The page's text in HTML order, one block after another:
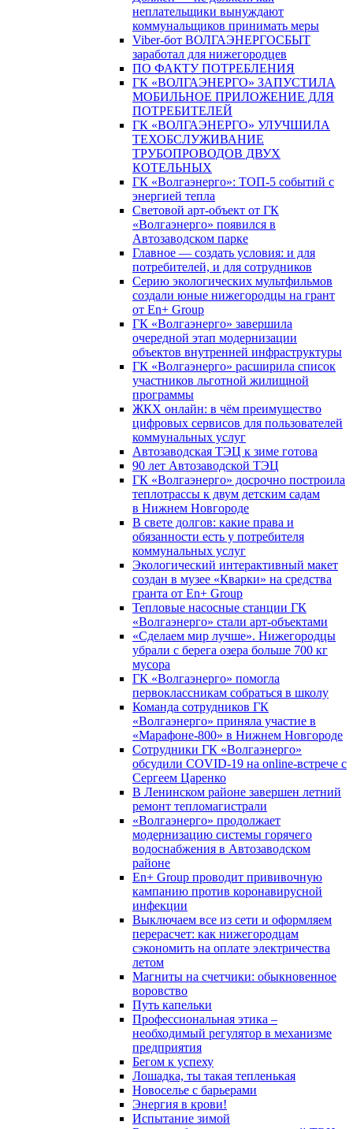
неплательщики вынуждают
коммунальщиков принимать меры
Viber-бот ВОЛГАЭНЕРГОСБЫТ
заработал для нижегородцев
ПО ФАКТУ ПОТРЕБЛЕНИЯ
ГК «ВОЛГАЭНЕРГО» ЗАПУСТИЛА
МОБИЛЬНОЕ ПРИЛОЖЕНИЕ ДЛЯ
ПОТРЕБИТЕЛЕЙ
ГК «ВОЛГАЭНЕРГО» УЛУЧШИЛА
ТЕХОБСЛУЖИВАНИЕ
ТРУБОПРОВОДОВ ДВУХ
КОТЕЛЬНЫХ
ГК «Волгаэнерго»: ТОП-5 событий с
энергией тепла
Световой арт-объект от ГК
«Волгаэнерго» появился в
Автозаводском парке
Главное — создать условия: и для
потребителей, и для сотрудников
Серию экологических мультфильмов
создали юные нижегородцы на грант
от En+ Group
ГК «Волгаэнерго» завершила
очередной этап модернизации
объектов внутренней инфраструктуры
ГК «Волгаэнерго» расширила список
участников льготной жилищной
программы
ЖКХ онлайн: в чём преимущество
цифровых сервисов для пользователей
коммунальных услуг
Автозаводская ТЭЦ к зиме готова
90 лет Автозаводской ТЭЦ
ГК «Волгаэнерго» досрочно построила
теплотрассы к двум детским садам
в Нижнем Новгороде
В свете долгов: какие права и
обязанности есть у потребителя
коммунальных услуг
Экологический интерактивный макет
создан в музее «Кварки» на средства
гранта от En+ Group
Тепловые насосные станции ГК
«Волгаэнерго» стали арт-объектами
«Сделаем мир лучше». Нижегородцы
убрали с берега озера больше 700 кг
мусора
ГК «Волгаэнерго» помогла
первоклассникам собраться в школу
Команда сотрудников ГК
«Волгаэнерго» приняла участие в
«Марафоне-800» в Нижнем Новгороде
Сотрудники ГК «Волгаэнерго»
обсудили COVID-19 на online-встрече с
Сергеем Царенко
В Ленинском районе завершен летний
ремонт тепломагистрали
«Волгаэнерго» продолжает
модернизацию системы горячего
водоснабжения в Автозаводском
районе
En+ Group проводит прививочную
кампанию против коронавирусной
инфекции
Выключаем все из сети и оформляем
перерасчет: как нижегородцам
сэкономить на оплате электричества
летом
Магниты на счетчики: обыкновенное
воровство
Путь капельки
Профессиональная этика –
необходимый регулятор в механизме
предприятия
Бегом к успеху
Лошадка, ты такая тепленькая
Новоселье с барьерами
Энергия в крови!
Испытание зимой